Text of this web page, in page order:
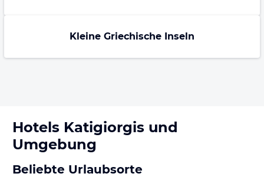
Kleine Griechische Inseln
Hotels Katigiorgis und
Umgebung
Beliebte Urlaubsorte